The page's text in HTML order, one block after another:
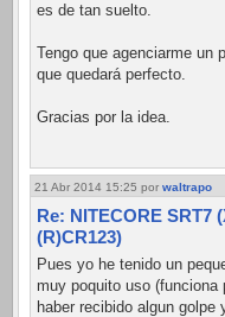
es de tan suelto.
Tengo que agenciarme un
que quedará perfecto.
Gracias por la idea.
21 Abr 2014 15:25 por waltrapo
Re: NITECORE SRT7
(R)CR123)
Pues yo he tenido un
muy poquito uso
haber recibido algun golpe